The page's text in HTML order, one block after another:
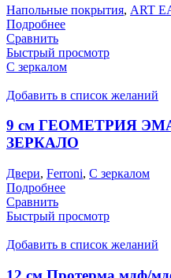
Напольные покрытия, ART
Подробнее
Сравнить
Быстрый просмотр
С зеркалом
Добавить в список желаний
9 см ГЕОМЕТРИЯ
ЗЕРКАЛО
Двери, Ferroni, С зеркалом
Подробнее
Сравнить
Быстрый просмотр
Добавить в список желаний